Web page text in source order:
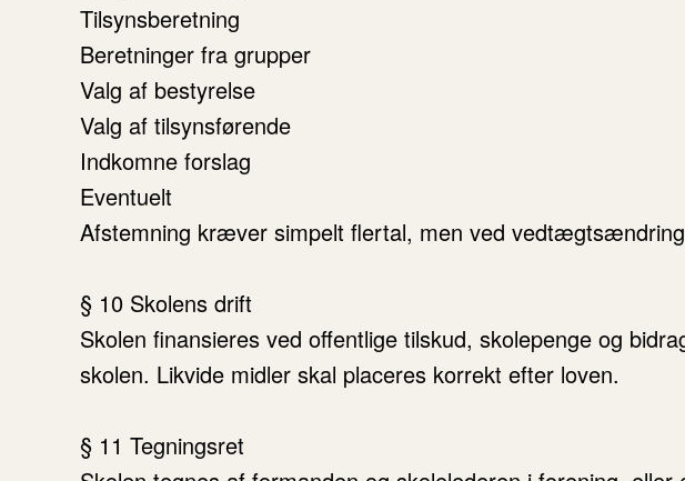
Tilsynsberetning
Beretninger fra grupper
Valg af bestyrelse
Valg af tilsynsførende
Indkomne forslag
Eventuelt
Afstemning kræver simpelt flertal, men ved
§ 10 Skolens drift
Skolen finansieres ved offentlige tilskud, skolepenge og
skolen. Likvide midler skal placeres korrekt efter loven.
§ 11 Tegningsret